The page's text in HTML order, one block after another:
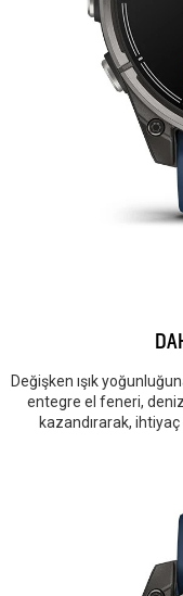
Değişken ışık
entegre el feneri,
kazandırarak, ihtiyaç